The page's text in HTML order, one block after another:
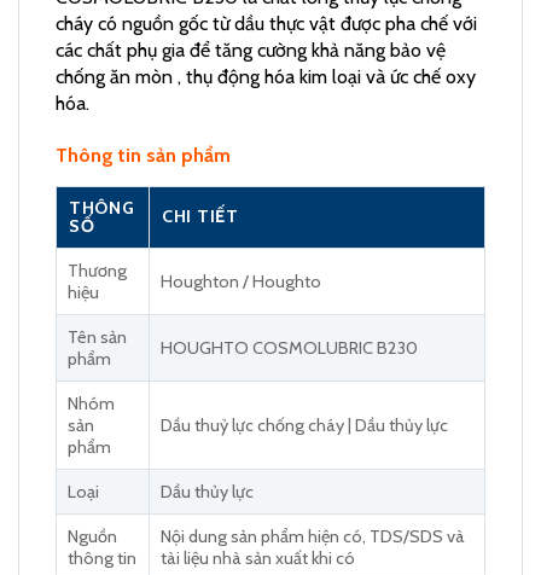
cháy có nguồn gốc từ dầu thực vật được pha chế với
các chất phụ gia để tăng cường khả năng bảo vệ
chống ăn mòn , thụ động hóa kim loại và ức chế oxy
hóa.
Thông tin sản phẩm
THÔNG
SỐ
CHI TIẾT
Thương
hiệu
Houghton / Houghto
Tên sản
phẩm
HOUGHTO COSMOLUBRIC B230
Nhóm
sản
phẩm
Dầu thuỷ lực chống cháy | Dầu thủy lực
Loại Dầu thủy lực
Nguồn
thông tin
Nội dung sản phẩm hiện có, TDS/SDS và
tài liệu nhà sản xuất khi có